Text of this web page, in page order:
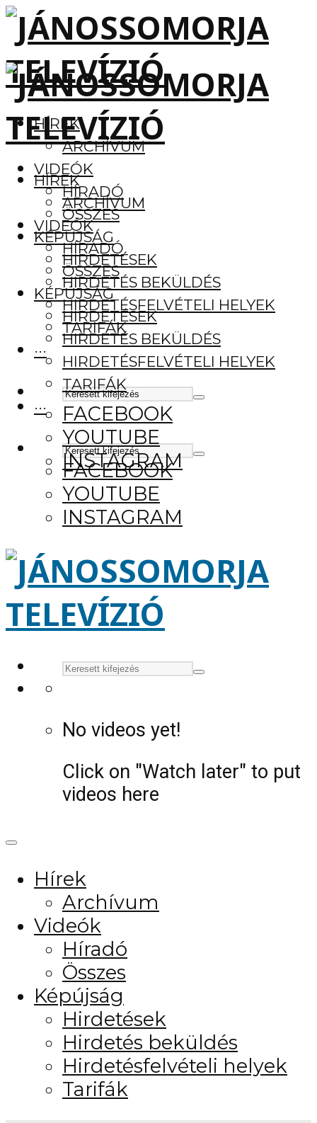
HÍREK
ARCHÍVUM
VIDEÓK
HÍRADÓ
ÖSSZES
KÉPÚJSÁG
HIRDETÉSEK
HIRDETÉS BEKÜLDÉS
HIRDETÉSFELVÉTELI HELYEK
TARIFÁK
···
FACEBOOK
YOUTUBE
INSTAGRAM
HÍREK
ARCHÍVUM
VIDEÓK
HÍRADÓ
ÖSSZES
KÉPÚJSÁG
HIRDETÉSEK
HIRDETÉS BEKÜLDÉS
HIRDETÉSFELVÉTELI HELYEK
TARIFÁK
···
FACEBOOK
YOUTUBE
INSTAGRAM
No videos yet!
Click on "Watch later" to put
videos here
Hírek
Archívum
Videók
Híradó
Összes
Képújság
Hirdetések
Hirdetés beküldés
Hirdetésfelvételi helyek
Tarifák